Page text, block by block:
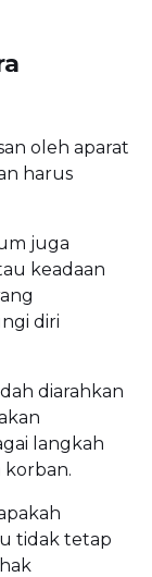
oleh aparat
harus
juga
keadaan
diri
diarahkan
langkah
tidak tetap